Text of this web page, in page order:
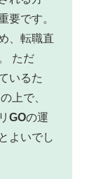
要です。
、転職直
ただ
いるた
上で、
GOの運
よいでし